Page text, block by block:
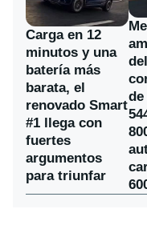
Carga en 12
minutos y una
batería más
barata, el
renovado Smart
#1 llega con
fuertes
argumentos
para triunfar
de